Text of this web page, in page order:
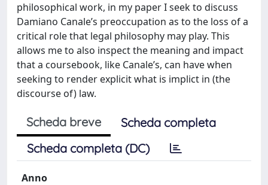
philosophical work, in my paper I seek to discuss
Damiano Canale’s preoccupation as to the loss of a
critical role that legal philosophy may play. This
allows me to also inspect the meaning and impact
that a coursebook, like Canale’s, can have when
seeking to render explicit what is implict in (the
discourse of) law.
Scheda breve
Scheda completa
Scheda completa (DC)
Anno